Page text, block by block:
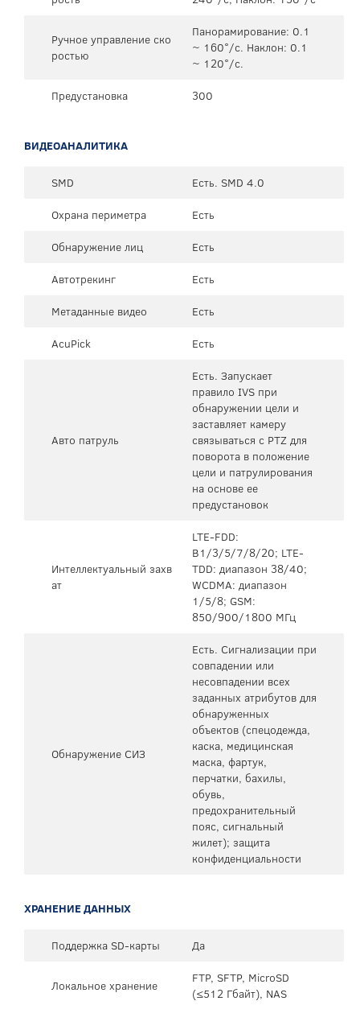
Ручное управление ско
ростью
Панорамирование: 0.1
~ 160°/с. Наклон: 0.1
~ 120°/с.
Предустановка
300
ВИДЕОАНАЛИТИКА
SMD
Есть. SMD 4.0
Охрана периметра
Есть
Обнаружение лиц
Есть
Автотрекинг
Есть
Метаданные видео
Есть
AcuPick
Есть
Авто патруль
Есть. Запускает
правило IVS при
обнаружении цели и
заставляет камеру
связываться с PTZ для
поворота в положение
цели и патрулирования
на основе ее
предустановок
Интеллектуальный захв
ат
LTE-FDD:
B1/3/5/7/8/20; LTE-
TDD: диапазон 38/40;
WCDMA: диапазон
1/5/8; GSM:
850/900/1800 МГц
Обнаружение СИЗ
Есть. Сигнализации при
совпадении или
несовпадении всех
заданных атрибутов для
обнаруженных
объектов (спецодежда,
каска, медицинская
маска, фартук,
перчатки, бахилы,
обувь,
предохранительный
пояс, сигнальный
жилет); защита
конфиденциальности
ХРАНЕНИЕ ДАННЫХ
Поддержка SD-карты Да
Локальное хранение
FTP, SFTP, MicroSD
(≤512 Гбайт), NAS